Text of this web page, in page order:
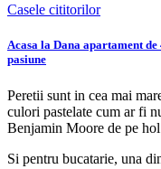
Casele cititorilor
Acasa la Dana apartament
pasiune
Peretii sunt in cea mai
culori pastelate cum ar fi
Benjamin Moore de pe
Si pentru bucatarie, una